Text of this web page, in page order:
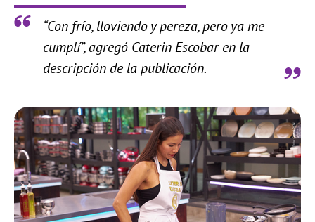
“Con frío, lloviendo y pereza, pero ya me
cumplí”, agregó Caterin Escobar en la
descripción de la publicación.